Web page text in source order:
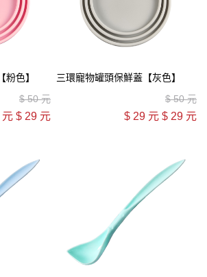
色】
$50 元
元 $ 29 元
三環寵物罐頭保鮮蓋【灰色】
$50 元
$ 29 元 $ 29 元